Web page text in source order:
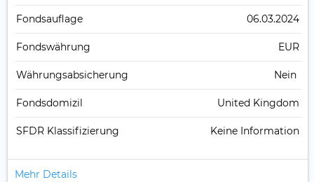
Fonds­auflage 06.03.2024
Fonds­währung EUR
Währungsabsicherung Nein
Fondsdomizil United Kingdom
SFDR Klassifizierung Keine Information
Mehr Details